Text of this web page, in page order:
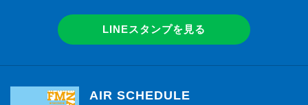
LINEスタンプを見る
AIR SCHEDULE